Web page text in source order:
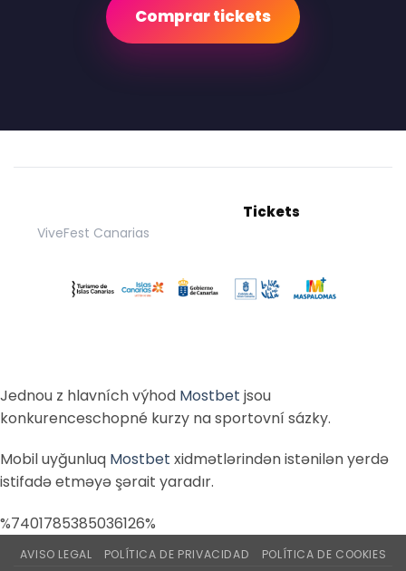
Comprar tickets
Tickets
ViveFest Canarias
Jednou z hlavních výhod Mostbet jsou
konkurenceschopné kurzy na sportovní sázky.
Mobil uyğunluq Mostbet xidmətlərindən istənilən yerdə
istifadə etməyə şərait yaradır.
%7401785385036126%
AVISO LEGAL POLÍTICA DE PRIVACIDAD POLÍTICA DE COOKIES